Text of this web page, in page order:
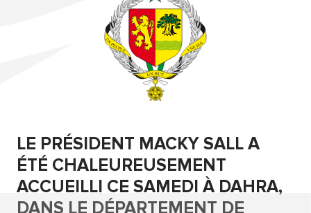
LE PRÉSIDENT MACKY SALL A
ÉTÉ CHALEUREUSEMENT
ACCUEILLI CE SAMEDI À DAHRA,
DANS LE DÉPARTEMENT DE